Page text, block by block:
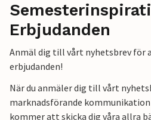
Erbjudanden
Anmäl dig till vårt nyhetsbrev för
erbjudanden!
När du anmäler dig till vårt
marknadsförande kommunikation
kommer att skicka dig våra allra